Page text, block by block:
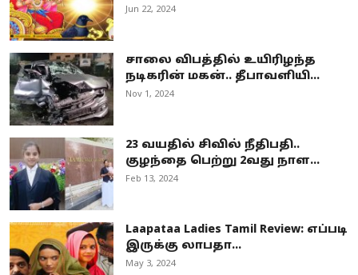
Jun 22, 2024
சாலை விபத்தில் உயிரிழந்த
நடிகரின் மகன்.. தீபாவளியி...
Nov 1, 2024
23 வயதில் சிவில் நீதிபதி..
குழந்தை பெற்று 2வது நாள...
Feb 13, 2024
Laapataa Ladies Tamil Review: எப்படி
இருக்கு லாபதா...
May 3, 2024